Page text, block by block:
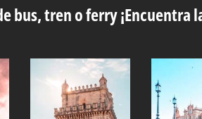
bus, tren o ferry ¡Encuentra